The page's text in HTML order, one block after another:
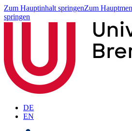
Zum Hauptinhalt springenZum
springen
DE
EN